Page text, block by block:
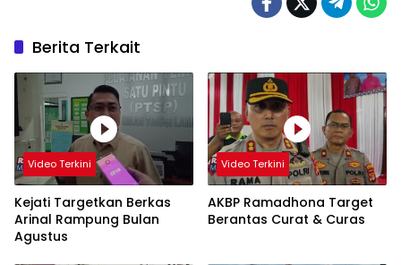
Berita Terkait
Video Terkini
Kejati Targetkan Berkas
Arinal Rampung Bulan
Agustus
Video Terkini
AKBP Ramadhona Target
Berantas Curat & Curas